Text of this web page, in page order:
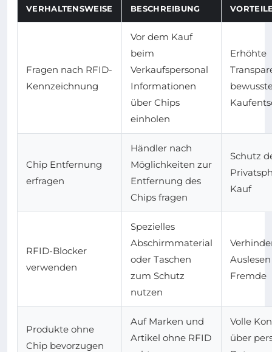
VERHALTENSWEISE BESCHREIBUNG
Fragen nach RFID-
Kennzeichnung
Vor dem Kauf
beim
Verkaufspersonal
Informationen
über Chips
einholen
Erhöhte
Chip Entfernung
erfragen
Händler nach
Möglichkeiten zur
Entfernung des
Chips fragen
Schutz
Kauf
RFID-Blocker
verwenden
Spezielles
Abschirmmaterial
oder Taschen
zum Schutz
nutzen
Fremde
Produkte ohne
Chip bevorzugen
Auf Marken und
Artikel ohne RFID
Volle
über